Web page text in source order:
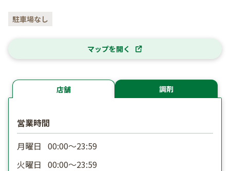
駐車場なし
マップを開く
店舗 調剤
営業時間
月曜日 00:00〜23:59
火曜日 00:00〜23:59